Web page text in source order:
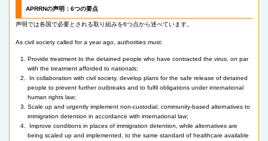
APRRNの声明：6つの要点
声明では各国で必要とされる取り組みを6つ点から述べています。
As civil society called for a year ago, authorities must:
Provide treatment to the detained people who have contracted the virus, on par
with the treatment afforded to nationals;
In collaboration with civil society, develop plans for the safe release of detained
people to prevent further outbreaks and to fulfil obligations under international
human rights law;
Scale up and urgently implement non-custodial, community-based alternatives to
immigration detention in accordance with international law;
Improve conditions in places of immigration detention, while alternatives are
being scaled up and implemented, to the same standard of healthcare available